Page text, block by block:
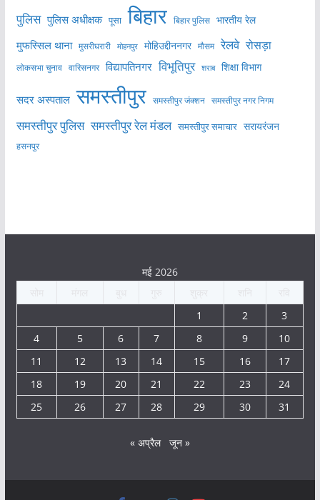
पुलिस पुलिस अधीक्षक पूसा बिहार बिहार पुलिस भारतीय रेल
मुफस्सिल थाना मुसरीघरारी मोहनपुर मोहिउद्दीननगर मौसम रेलवे रोसड़ा
लोकसभा चुनाव वारिसनगर विद्यापतिनगर विभूतिपुर शराब शिक्षा विभाग
सदर अस्पताल समस्तीपुर समस्तीपुर जंक्शन समस्तीपुर नगर निगम
समस्तीपुर पुलिस समस्तीपुर रेल मंडल समस्तीपुर समाचार सरायरंजन
हसनपुर
मई 2026
1
2
3
4
5 6 7 8 9
10
11
12 13 14 15 16
17
18
19 20 21 22 23
24
25
26 27 28 29 30 31
« अप्रैल जून »